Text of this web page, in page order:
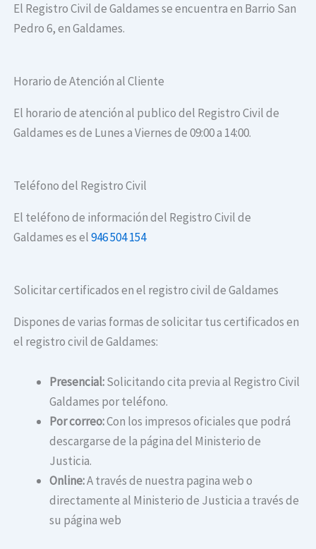
El Registro Civil de Galdames se encuentra en Barrio San
Pedro 6, en Galdames.
Horario de Atención al Cliente
El horario de atención al publico del Registro Civil de
Galdames es de Lunes a Viernes de 09:00 a 14:00.
Teléfono del Registro Civil
El teléfono de información del Registro Civil de
Galdames es el946 504 154
Solicitar certificados en el registro civil de Galdames
Dispones de varias formas de solicitar tus certificados en
el registro civil de Galdames:
Presencial:Solicitando cita previa al Registro Civil
Galdames por teléfono.
Por correo:Con los impresos oficiales que podrá
descargarse de la página del Ministerio de
Justicia.
Online:A través de nuestra pagina web o
directamente al Ministerio de Justicia a través de
su página web